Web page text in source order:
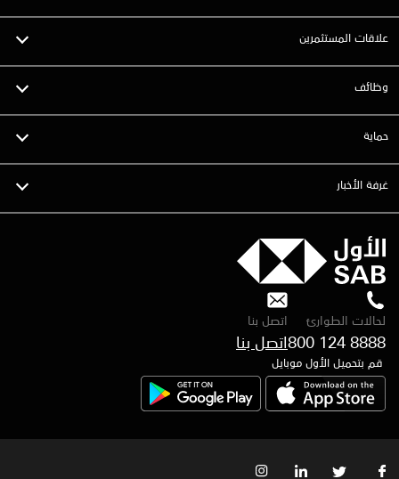
علاقات المستثمرين
وظائف
حماية
غرفة الأخبار
لحالات الطوارئ
800 124 8888
اتصل بنا
قم بتحميل الأول موبايل